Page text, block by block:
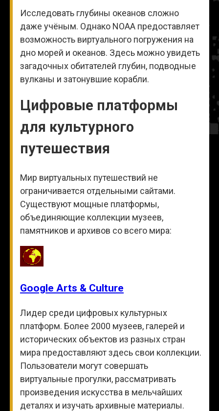
Исследовать глубины океанов сложно
даже учёным. Однако NOAA предоставляет
возможность виртуального погружения на
дно морей и океанов. Здесь можно увидеть
загадочных обитателей глубин, подводные
вулканы и затонувшие корабли.
Цифровые платформы
для культурного
путешествия
Мир виртуальных путешествий не
ограничивается отдельными сайтами.
Существуют мощные платформы,
объединяющие коллекции музеев,
памятников и архивов со всего мира:
Google Arts & Culture
Лидер среди цифровых культурных
платформ. Более 2000 музеев, галерей и
исторических объектов из разных стран
мира предоставляют здесь свои коллекции.
Пользователи могут совершать
виртуальные прогулки, рассматривать
произведения искусства в мельчайших
деталях и изучать архивные материалы.